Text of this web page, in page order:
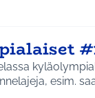
esim.